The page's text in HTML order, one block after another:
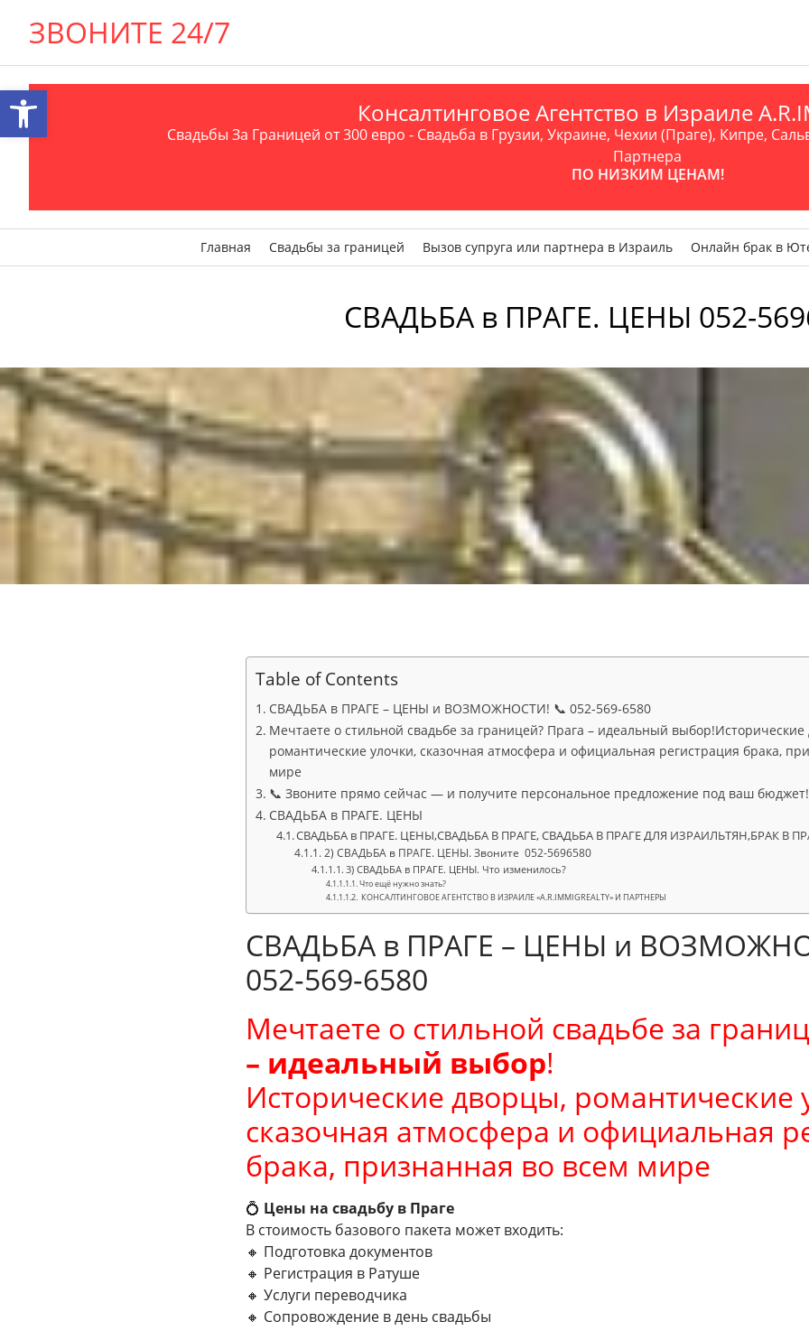
ЗВОНИТЕ 24/7
Консалтинговое Агентство в Израиле
Свадьбы За Границей от 300 евро - Свадьба в Грузии, Украине, Чехии (Праге), Кипре,
Партнера
ПО НИЗКИМ ЦЕНАМ!
Главная Свадьбы за границей Вызов супруга или партнера в Израиль Онлайн брак в
СВАДЬБА в ПРАГЕ. ЦЕНЫ 052-
Table of Contents
СВАДЬБА в ПРАГЕ – ЦЕНЫ и ВОЗМОЖНОСТИ! 📞 052‑569‑6580
Мечтаете о стильной свадьбе за границей? Прага – идеальный
романтические улочки, сказочная атмосфера и официальная регистрация брака,
мире
📞 Звоните прямо сейчас — и получите персональное предложение под ваш бюджет!
СВАДЬБА в ПРАГЕ. ЦЕНЫ
СВАДЬБА в ПРАГЕ. ЦЕНЫ,СВАДЬБА В ПРАГЕ, СВАДЬБА В ПРАГЕ ДЛЯ ИЗРАИЛЬТЯН,БРАК В
2) СВАДЬБА в ПРАГЕ. ЦЕНЫ. Звоните 052-5696580
3) СВАДЬБА в ПРАГЕ. ЦЕНЫ. Что изменилось?
Что ещё нужно знать?
КОНСАЛТИНГОВОЕ АГЕНТСТВО В ИЗРАИЛЕ «A.R.IMMIGREALTY» И ПАРТНЕРЫ
СВАДЬБА в ПРАГЕ – ЦЕНЫ и
052‑569‑6580
Мечтаете о стильной свадьбе за
– идеальный выбор!
Исторические дворцы, романтические
сказочная атмосфера и официальная
брака, признанная во всем мире
💍 Цены на свадьбу в Праге
В стоимость базового пакета может входить:
🔸 Подготовка документов
🔸 Регистрация в Ратуше
🔸 Услуги переводчика
🔸 Сопровождение в день свадьбы
Открыть панель инструментов